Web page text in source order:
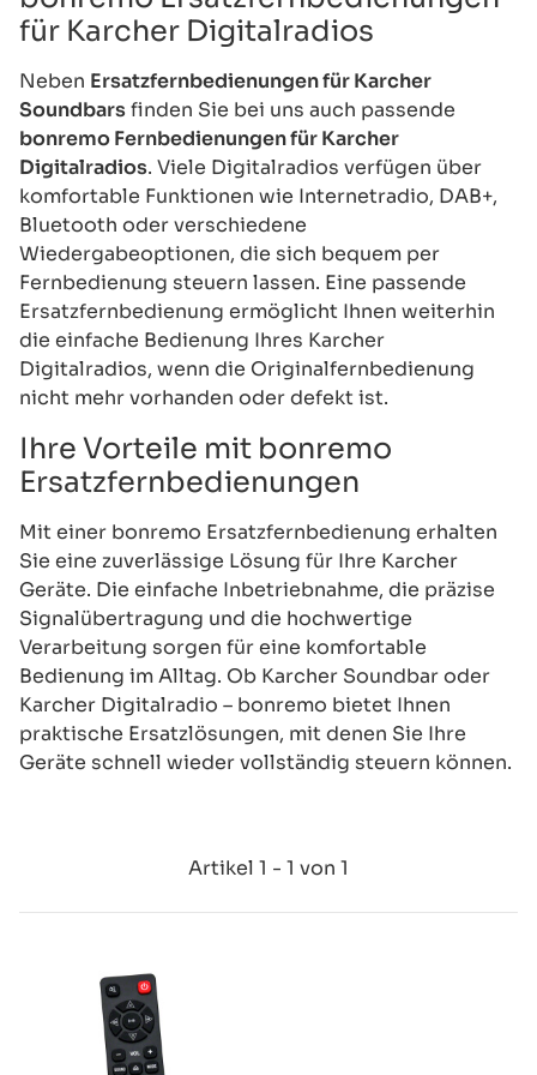
für Karcher Digitalradios
Neben Ersatzfernbedienungen für Karcher
Soundbarsfinden Sie bei uns auch passende
bonremo Fernbedienungen für Karcher
Digitalradios. Viele Digitalradios verfügen über
komfortable Funktionen wie Internetradio, DAB+,
Bluetooth oder verschiedene
Wiedergabeoptionen, die sich bequem per
Fernbedienung steuern lassen. Eine passende
Ersatzfernbedienung ermöglicht Ihnen weiterhin
die einfache Bedienung Ihres Karcher
Digitalradios, wenn die Originalfernbedienung
nicht mehr vorhanden oder defekt ist.
Ihre Vorteile mit bonremo
Ersatzfernbedienungen
Mit einer bonremo Ersatzfernbedienung erhalten
Sie eine zuverlässige Lösung für Ihre Karcher
Geräte. Die einfache Inbetriebnahme, die präzise
Signalübertragung und die hochwertige
Verarbeitung sorgen für eine komfortable
Bedienung im Alltag. Ob Karcher Soundbar oder
Karcher Digitalradio – bonremo bietet Ihnen
praktische Ersatzlösungen, mit denen Sie Ihre
Geräte schnell wieder vollständig steuern können.
Artikel 1 - 1 von 1